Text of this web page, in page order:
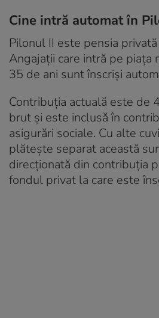
Cine intră automat în
Pilonul II este pensia
Angajații care intră pe piața
35 de ani sunt înscriși
Contribuția actuală este de
brut și este inclusă în
asigurări sociale. Cu alte
plătește separat această
direcționată din contribuția
fondul privat la care este